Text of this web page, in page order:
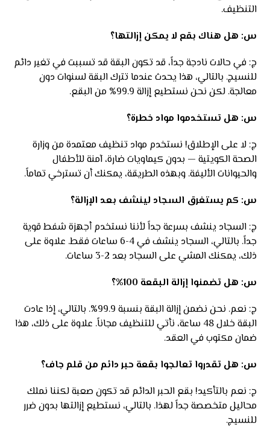
التنظيف.
س: هل هناك بقع لا يمكن إزالتها؟
ج: في حالات نادجة جداً، قد تكون البقة قد تسببت في تغير دائم
للنسيج. بالتالي، هذا يحدث عندما تترك البقة لسنوات دون
معالجة. لكن نحن نستطيع إزالة 99.9% من البقع.
س: هل تستخدموا مواد خطرة؟
ج: لا على الإطلاق! نستخدم مواد تنظيف معتمدة من وزارة
الصحة الكويتية — بدون كيماويات ضارة، آمنة للأطفال
والحيوانات الأليفة. وبهذه الطريقة، يمكنك أن تسترخي تماماً.
س: كم يستغرق السجاد لينشف بعد الإزالة؟
ج: السجاد ينشف بسرعة جداً لأننا نستخدم أجهزة شفط قوية
جداً. بالتالي، السجاد ينشف في 4-6 ساعات فقط. علاوة على
ذلك، يمكنك المشي على السجاد بعد 2-3 ساعات.
س: هل تضمنوا إزالة البقعة 100%؟
ج: نعم. نحن نضمن إزالة البقة بنسبة 99.9%. بالتالي، إذا عادت
البقة خلال 48 ساعة، نأتي للتنظيف مجاناً. علاوة على ذلك، هذا
ضمان مكتوب في العقد.
س: هل تقدروا تعالجوا بقعة حبر دائم من قلم جاف؟
ج: نعم بالتأكيد! بقع الحبر الدائم قد تكون صعبة لكننا نملك
محاليل متخصصة جداً لهذا. بالتالي، نستطيع إزالتها بدون ضرر
للنسيج.